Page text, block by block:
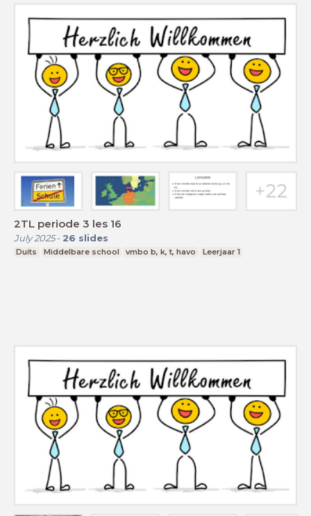
2TL periode 3 les 16
July 2025- 26 slides
Duits Middelbare school vmbo b, k, t, havo Leerjaar 1